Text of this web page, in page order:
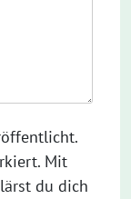
Mit
du dich